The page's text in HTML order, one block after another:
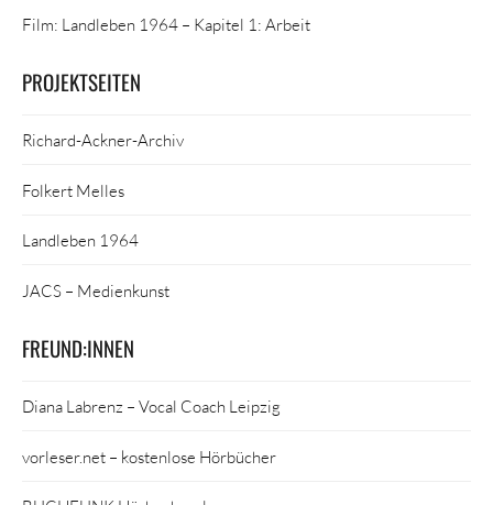
Film: Landleben 1964 – Kapitel 1: Arbeit
PROJEKTSEITEN
Richard-Ackner-Archiv
Folkert Melles
Landleben 1964
JACS – Medienkunst
FREUND:INNEN
Diana Labrenz – Vocal Coach Leipzig
vorleser.net – kostenlose Hörbücher